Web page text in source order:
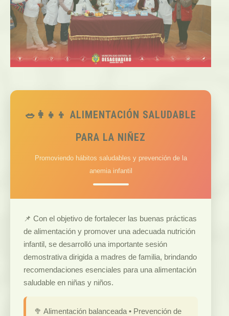
🥗👩‍👧‍👦 ALIMENTACIÓN SALUDABLE
PARA LA NIÑEZ
Promoviendo hábitos saludables y prevención de la
anemia infantil
📌 Con el objetivo de fortalecer las buenas prácticas
de alimentación y promover una adecuada nutrición
infantil, se desarrolló una importante sesión
demostrativa dirigida a madres de familia, brindando
recomendaciones esenciales para una alimentación
saludable en niñas y niños.
🥦 Alimentación balanceada • Prevención de